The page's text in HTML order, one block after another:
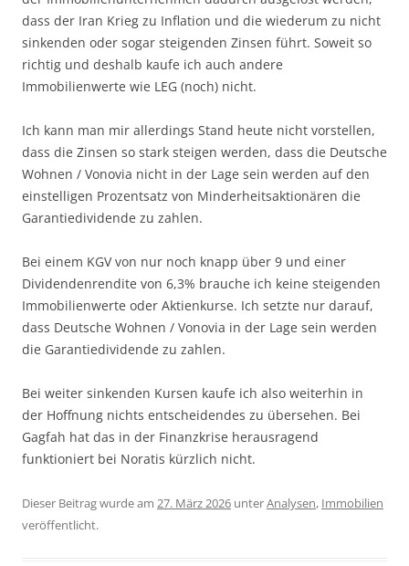
dass der Iran Krieg zu Inflation und die wiederum zu nicht
sinkenden oder sogar steigenden Zinsen führt. Soweit so
richtig und deshalb kaufe ich auch andere
Immobilienwerte wie LEG (noch) nicht.
Ich kann man mir allerdings Stand heute nicht vorstellen,
dass die Zinsen so stark steigen werden, dass die Deutsche
Wohnen / Vonovia nicht in der Lage sein werden auf den
einstelligen Prozentsatz von Minderheitsaktionären die
Garantiedividende zu zahlen.
Bei einem KGV von nur noch knapp über 9 und einer
Dividendenrendite von 6,3% brauche ich keine steigenden
Immobilienwerte oder Aktienkurse. Ich setzte nur darauf,
dass Deutsche Wohnen / Vonovia in der Lage sein werden
die Garantiedividende zu zahlen.
Bei weiter sinkenden Kursen kaufe ich also weiterhin in
der Hoffnung nichts entscheidendes zu übersehen. Bei
Gagfah hat das in der Finanzkrise herausragend
funktioniert bei Noratis kürzlich nicht.
Dieser Beitrag wurde am 27. März 2026 unterAnalysen, Immobilien
veröffentlicht.